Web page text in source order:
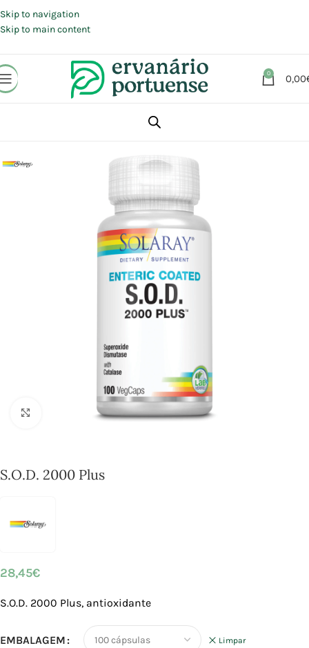
Skip to navigation
Skip to main content
0 0,00
Suplementos alimentares
Click to enlarge
S.O.D. 2000 Plus
28,45€
S.O.D. 2000 Plus, antioxidante
EMBALAGEM Limpar